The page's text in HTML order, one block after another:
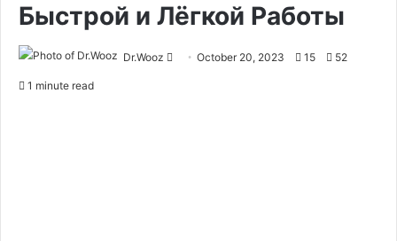
Быстрой и Лёгкой Работы
Dr.Wooz
SendOctober 20, 2023 15 52
1 minute read